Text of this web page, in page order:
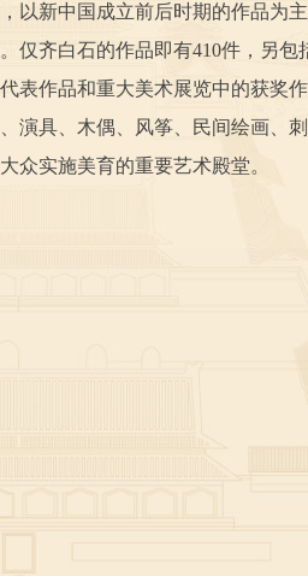
以新中国成立前后时期的作品为
齐白石的作品即有410件，另
作品和重大美术展览中的获奖
具、木偶、风筝、民间绘画、
众实施美育的重要艺术殿堂。